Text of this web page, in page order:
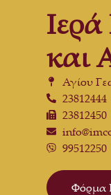
και
Αγίου
23812444
23812450
99512250
Φόρμα